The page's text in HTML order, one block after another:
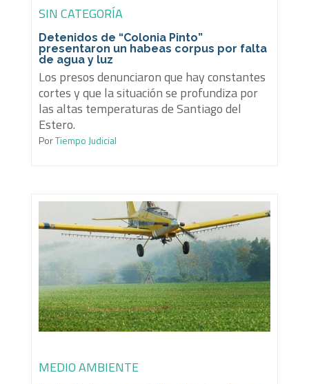
SIN CATEGORÍA
Detenidos de “Colonia Pinto”
presentaron un habeas corpus por falta
de agua y luz
Los presos denunciaron que hay constantes
cortes y que la situación se profundiza por
las altas temperaturas de Santiago del
Estero.
PorTiempo Judicial
MEDIO AMBIENTE